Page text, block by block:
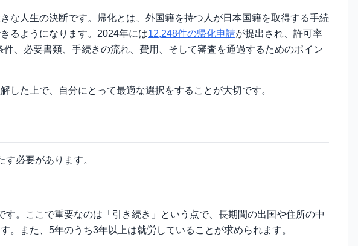
な人生の決断です。帰化とは、外国籍を持つ人が日本国籍を取得する手続
るようになります。2024年には12,248件の帰化申請が提出され、許可率
、必要書類、手続きの流れ、費用、そして審査を通過するためのポイン
した上で、自分にとって最適な選択をすることが大切です。
必要があります。
す。ここで重要なのは「引き続き」という点で、長期間の出国や住所の中
。また、5年のうち3年以上は就労していることが求められます。